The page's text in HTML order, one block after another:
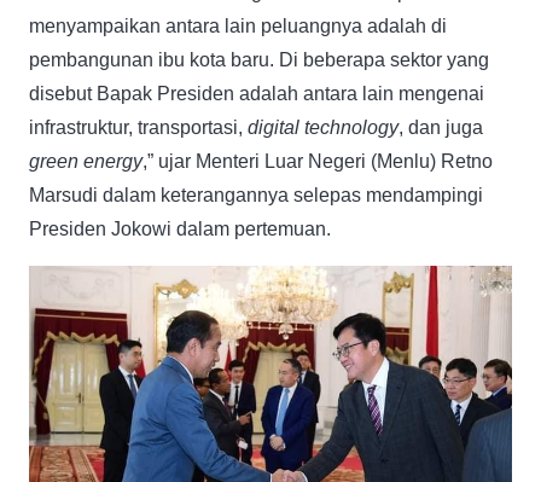
menyampaikan antara lain peluangnya adalah di
pembangunan ibu kota baru. Di beberapa sektor yang
disebut Bapak Presiden adalah antara lain mengenai
infrastruktur, transportasi, digital technology, dan juga
green energy,” ujar Menteri Luar Negeri (Menlu) Retno
Marsudi dalam keterangannya selepas mendampingi
Presiden Jokowi dalam pertemuan.